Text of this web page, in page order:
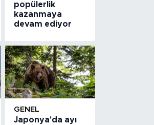
popülerlik
kazanmaya
devam ediyor
GENEL
Japonya'da ayı